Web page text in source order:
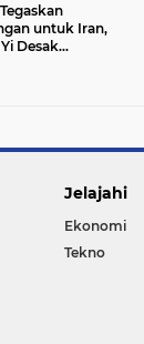
untuk Iran,
Desak
Jelajahi
Ekonomi
Tekno